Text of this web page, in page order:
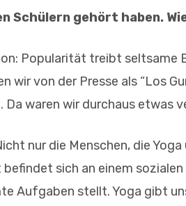
Schülern gehört haben.
Popularität treibt seltsame
wir von der Presse als “Los
Da waren wir durchaus etwas
nur die Menschen, die
sich an einem
Aufgaben stellt. Yoga gibt